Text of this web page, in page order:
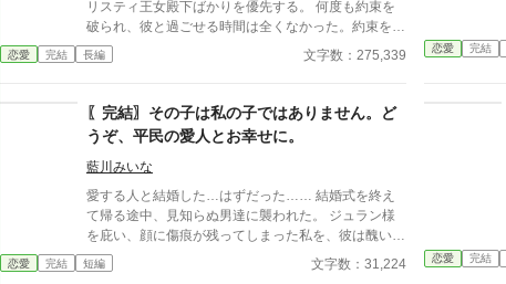
リスティ王女殿下ばかりを優先する。 何度も約束を
破られ、彼と過ごせる時間は全くなかった。約束を破
る理由はいつだって、「クリスティが……」だ。 同
じ学園に通っているのに、私はまるで他人のよう。毎
ことさえ彼は気付かない。 もうやめる。 カイン様と
の婚約は解消する。 でもなぜか、別れを告げたのに
彼が付きまとってくる。 愛してる？ 私はもう、あな
たに興味はありません！ 一度完結したのですが、続
編を書くことにしました。読んでいただけると嬉しい
です。 いつもありがとうございます。 設定ゆるゆる
の、架空の世界のお話です。 沢山の感想ありがとう
ございます。返信出来ず、申し訳ありません。
恋愛 完結 長編 文字数：275,339 恋愛 完結
〖完結〗その子は私の子ではありません。ど
うぞ、平民の愛人とお幸せに。
藍川みいな
愛する人と結婚した…はずだった…… 結婚式を終え
て帰る途中、見知らぬ男達に襲われた。 ジュラン様
を庇い、顔に傷痕が残ってしまった私を、彼は醜いと
言い放った。それだけではなく、彼の子を身篭った愛
人を連れて来て、彼女が産む子を私達の子として育て
恋愛 完結 短編 文字数：31,224 恋愛 完結